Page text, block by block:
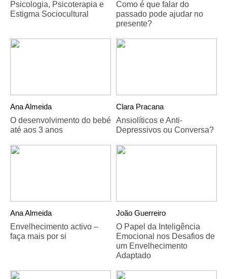
Psicologia, Psicoterapia e
Estigma Sociocultural
Como é que falar do
passado pode ajudar no
presente?
Ana Almeida
O desenvolvimento do bebé
até aos 3 anos
Clara Pracana
Ansiolíticos e Anti-
Depressivos ou Conversa?
Ana Almeida
Envelhecimento activo –
faça mais por si
João Guerreiro
O Papel da Inteligência
Emocional nos Desafios de
um Envelhecimento
Adaptado